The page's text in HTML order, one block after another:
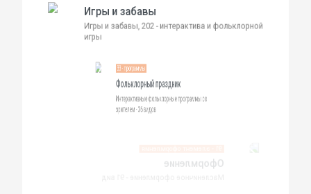
Игры и забавы
Игры и забавы, 202 - интерактива и фольклорной
игры
33 - программы
Фольклорный праздник
Интерактивные фольклорные программы со
зрителем - 36 видов
Масленичное оформление - 91 вид